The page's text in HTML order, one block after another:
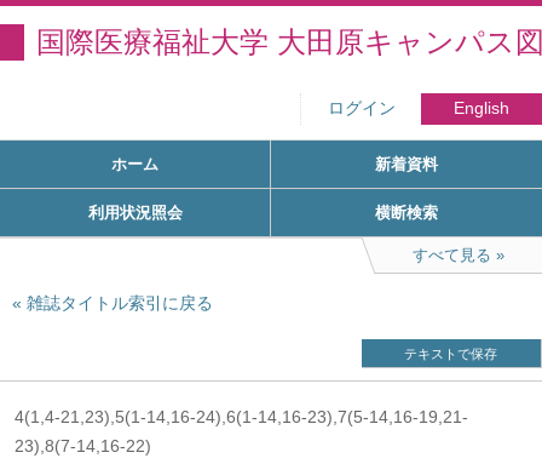
国際医療福祉大学 大田原キャンパス
ログイン English
ホーム 新着資料
利用状況照会 横断検索
すべて見る
雑誌タイトル索引に戻る
テキストで保存
4(1,4-21,23),5(1-14,16-24),6(1-14,16-23),7(5-14,16-19,21-
23),8(7-14,16-22)